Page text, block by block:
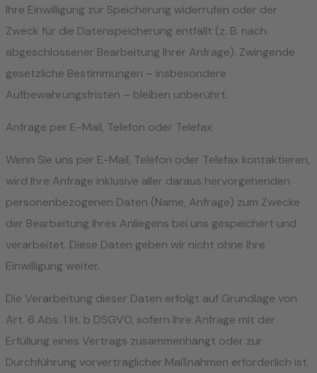
Ihre Einwilligung zur Speicherung widerrufen oder der
Zweck für die Datenspeicherung entfällt (z. B. nach
abgeschlossener Bearbeitung Ihrer Anfrage). Zwingende
gesetzliche Bestimmungen – insbesondere
Aufbewahrungsfristen – bleiben unberührt.
Anfrage per E-Mail, Telefon oder Telefax
Wenn Sie uns per E-Mail, Telefon oder Telefax kontaktieren,
wird Ihre Anfrage inklusive aller daraus hervorgehenden
personenbezogenen Daten (Name, Anfrage) zum Zwecke
der Bearbeitung Ihres Anliegens bei uns gespeichert und
verarbeitet. Diese Daten geben wir nicht ohne Ihre
Einwilligung weiter.
Die Verarbeitung dieser Daten erfolgt auf Grundlage von
Art. 6 Abs. 1 lit. b DSGVO, sofern Ihre Anfrage mit der
Erfüllung eines Vertrags zusammenhängt oder zur
Durchführung vorvertraglicher Maßnahmen erforderlich ist.